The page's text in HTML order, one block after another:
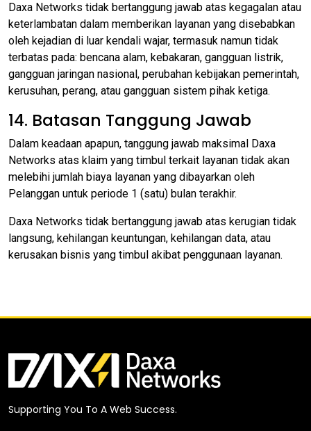
Daxa Networks tidak bertanggung jawab atas kegagalan atau
keterlambatan dalam memberikan layanan yang disebabkan
oleh kejadian di luar kendali wajar, termasuk namun tidak
terbatas pada: bencana alam, kebakaran, gangguan listrik,
gangguan jaringan nasional, perubahan kebijakan pemerintah,
kerusuhan, perang, atau gangguan sistem pihak ketiga.
14. Batasan Tanggung Jawab
Dalam keadaan apapun, tanggung jawab maksimal Daxa
Networks atas klaim yang timbul terkait layanan tidak akan
melebihi jumlah biaya layanan yang dibayarkan oleh
Pelanggan untuk periode 1 (satu) bulan terakhir.
Daxa Networks tidak bertanggung jawab atas kerugian tidak
langsung, kehilangan keuntungan, kehilangan data, atau
kerusakan bisnis yang timbul akibat penggunaan layanan.
Supporting You To A Web Success.